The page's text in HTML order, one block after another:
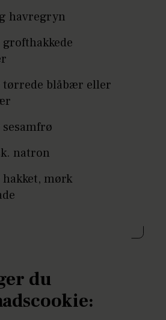
havregryn
grofthakkede
tørrede blåbær eller
sesamfrø
natron
hakket, mørk
du